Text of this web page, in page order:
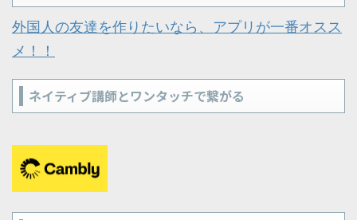
外国人の友達を作りたいなら、アプリが一番オスス
メ！！
ネイティブ講師とワンタッチで繋がる